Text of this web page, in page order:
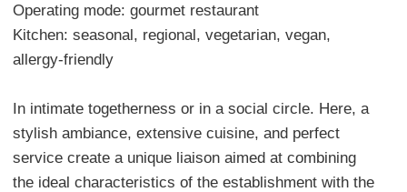
Operating mode: gourmet restaurant
Kitchen: seasonal, regional, vegetarian, vegan,
allergy-friendly
In intimate togetherness or in a social circle. Here, a
stylish ambiance, extensive cuisine, and perfect
service create a unique liaison aimed at combining
the ideal characteristics of the establishment with the